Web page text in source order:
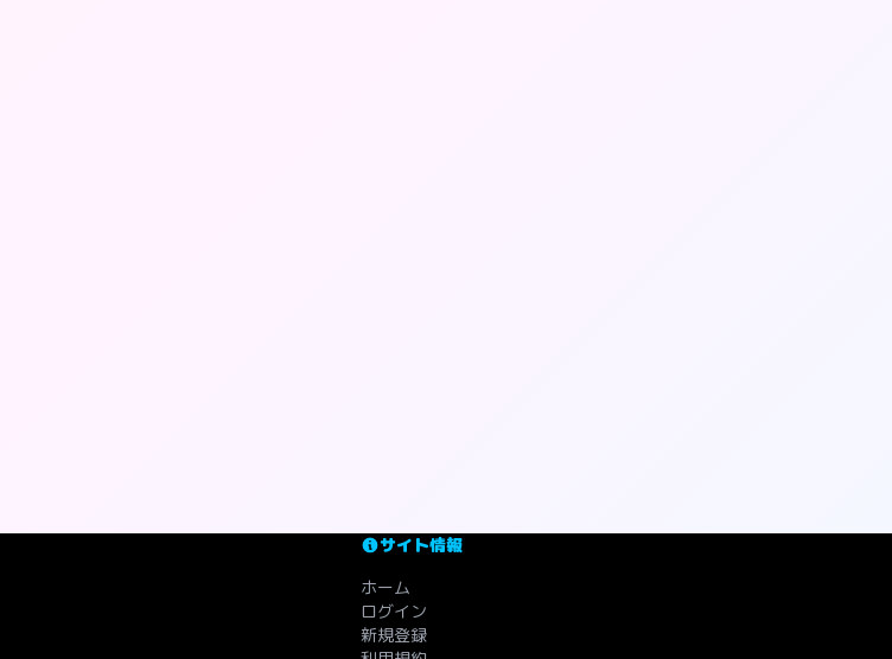
サイト情報
ホーム
ログイン
新規登録